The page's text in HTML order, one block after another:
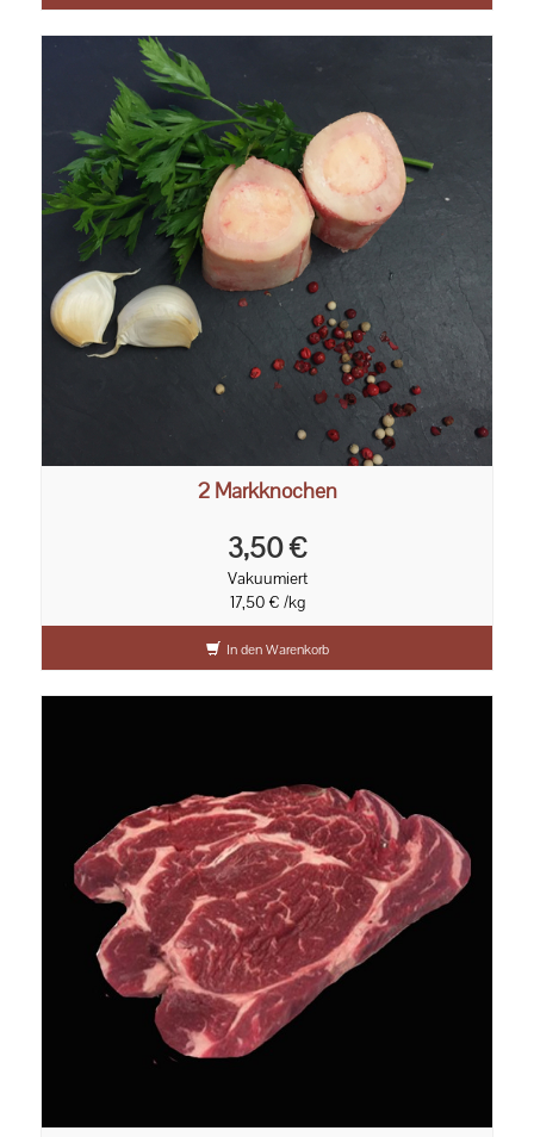
2 Markknochen
3,50 €
Vakuumiert
17,50 € /kg
In den Warenkorb